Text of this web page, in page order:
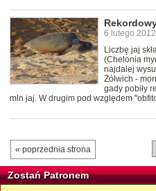
6 lutego
Liczbę jaj
(Chelonia
najdalej
Żółwich -
gady pobiły
mln jaj. W drugim pod względem
« poprzednia strona
Zostań Patronem